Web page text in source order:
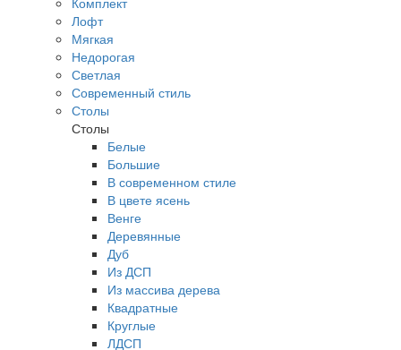
Лофт
Мягкая
Недорогая
Светлая
Современный стиль
Столы
Столы
Белые
Большие
В современном стиле
В цвете ясень
Венге
Деревянные
Дуб
Из ДСП
Из массива дерева
Квадратные
Круглые
ЛДСП